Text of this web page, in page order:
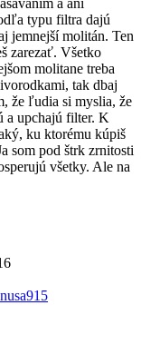
a ani
typu filtra dajú
jemnejší molitán. Ten
zarezať. Všetko
molitane treba
tak dbaj
že ľudia si myslia, že
a upchajú filter. K
ku ktorému kúpiš
som pod štrk zrnitosti
všetky. Ale na